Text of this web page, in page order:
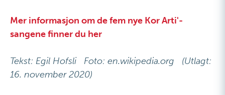
Mer informasjon om de fem nye Kor Arti'-
sangene finner du her
Tekst: Egil Hofsli Foto: en.wikipedia.org (Utlagt:
16. november 2020)